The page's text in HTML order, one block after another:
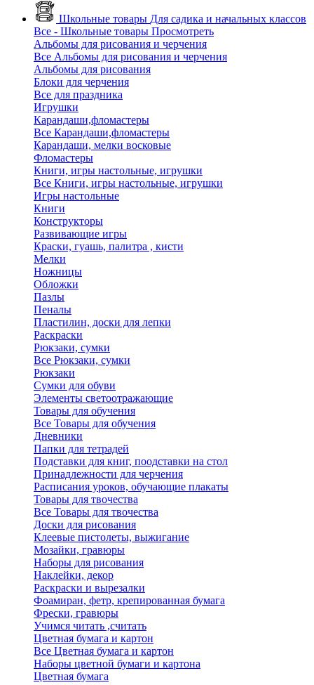
Школьные товары Для садика и начальных классов
Все - Школьные товары Просмотреть
Альбомы для рисования и черчения
Все Альбомы для рисования и черчения
Альбомы для рисования
Блоки для черчения
Все для праздника
Игрушки
Карандаши,фломастеры
Все Карандаши,фломастеры
Карандаши, мелки восковые
Фломастеры
Книги, игры настольные, игрушки
Все Книги, игры настольные, игрушки
Игры настольные
Книги
Конструкторы
Развивающие игры
Краски, гуашь, палитра , кисти
Мелки
Ножницы
Обложки
Пазлы
Пеналы
Пластилин, доски для лепки
Раскраски
Рюкзаки, сумки
Все Рюкзаки, сумки
Рюкзаки
Сумки для обуви
Элементы светоотражающие
Товары для обучения
Все Товары для обучения
Дневники
Папки для тетрадей
Подставки для книг, поодставки на стол
Принадлежности для черчения
Расписания уроков, обучающие плакаты
Товары для твочества
Все Товары для твочества
Доски для рисования
Клеевые пистолеты, выжигание
Мозайки, гравюры
Наборы для рисования
Наклейки, декор
Раскраски и вырезалки
Фоамиран, фетр, крепированная бумага
Фрески, гравюры
Учимся читать ,считать
Цветная бумага и картон
Все Цветная бумага и картон
Наборы цветной бумаги и картона
Цветная бумага